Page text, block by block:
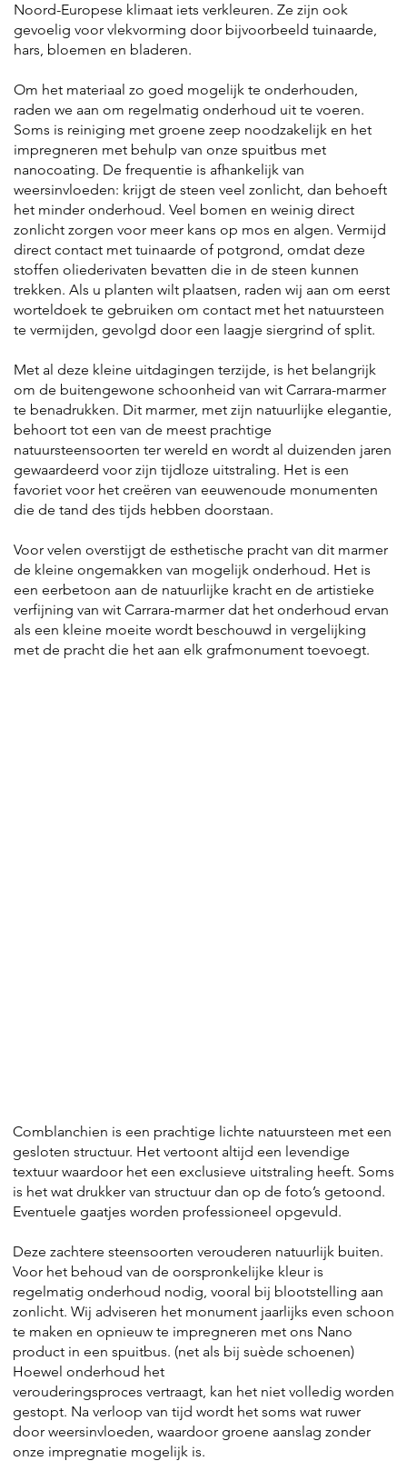
Noord-Europese klimaat iets verkleuren. Ze zijn ook
gevoelig voor vlekvorming door bijvoorbeeld tuinaarde,
hars, bloemen en bladeren.
Om het materiaal zo goed mogelijk te onderhouden,
raden we aan om regelmatig onderhoud uit te voeren.
Soms is reiniging met groene zeep noodzakelijk en het
impregneren met behulp van onze spuitbus met
nanocoating. De frequentie is afhankelijk van
weersinvloeden: krijgt de steen veel zonlicht, dan behoeft
het minder onderhoud. Veel bomen en weinig direct
zonlicht zorgen voor meer kans op mos en algen. Vermijd
direct contact met tuinaarde of potgrond, omdat deze
stoffen oliederivaten bevatten die in de steen kunnen
trekken. Als u planten wilt plaatsen, raden wij aan om eerst
worteldoek te gebruiken om contact met het natuursteen
te vermijden, gevolgd door een laagje siergrind of split.
Met al deze kleine uitdagingen terzijde, is het belangrijk
om de buitengewone schoonheid van wit Carrara-marmer
te benadrukken. Dit marmer, met zijn natuurlijke elegantie,
behoort tot een van de meest prachtige
natuursteensoorten ter wereld en wordt al duizenden jaren
gewaardeerd voor zijn tijdloze uitstraling. Het is een
favoriet voor het creëren van eeuwenoude monumenten
die de tand des tijds hebben doorstaan.
Voor velen overstijgt de esthetische pracht van dit marmer
de kleine ongemakken van mogelijk onderhoud. Het is
een eerbetoon aan de natuurlijke kracht en de artistieke
verfijning van wit Carrara-marmer dat het onderhoud ervan
als een kleine moeite wordt beschouwd in vergelijking
met de pracht die het aan elk grafmonument toevoegt.
Comblanchien is een prachtige lichte natuursteen met een
gesloten structuur. Het vertoont altijd een levendige
textuur waardoor het een exclusieve uitstraling heeft. Soms
is het wat drukker van structuur dan op de foto’s getoond.
Eventuele gaatjes worden professioneel opgevuld.
Deze zachtere steensoorten verouderen natuurlijk buiten.
Voor het behoud van de oorspronkelijke kleur is
regelmatig onderhoud nodig, vooral bij blootstelling aan
zonlicht. Wij adviseren het monument jaarlijks even schoon
te maken en opnieuw te impregneren met ons Nano
product in een spuitbus. (net als bij suède schoenen)
Hoewel onderhoud het
verouderingsproces vertraagt, kan het niet volledig worden
gestopt. Na verloop van tijd wordt het soms wat ruwer
door weersinvloeden, waardoor groene aanslag zonder
onze impregnatie mogelijk is.